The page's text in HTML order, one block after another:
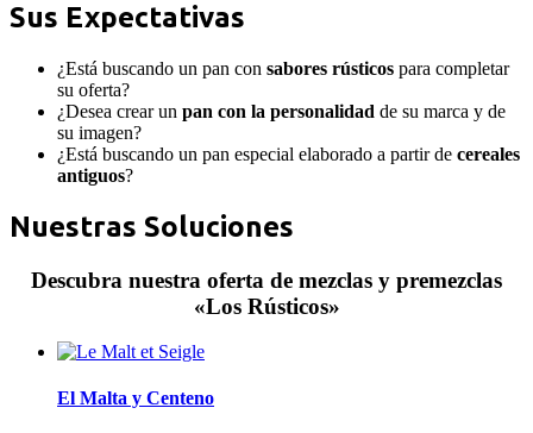
Sus Expectativas
¿Está buscando un pan con sabores rústicos para completar
su oferta?
¿Desea crear un pan con la personalidad de su marca y de
su imagen?
¿Está buscando un pan especial elaborado a partir de cereales
antiguos?
Nuestras Soluciones
Descubra nuestra oferta de mezclas y premezclas
«Los Rústicos»
El Malta y Centeno